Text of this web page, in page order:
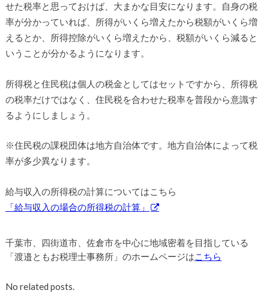
せた税率と思っておけば、大まかな目安になります。自身の税
率が分かっていれば、所得がいくら増えたから税額がいくら増
えるとか、所得控除がいくら増えたから、税額がいくら減ると
いうことが分かるようになります。
所得税と住民税は個人の税金としてはセットですから、所得税
の税率だけではなく、住民税を合わせた税率を普段から意識す
るようにしましょう。
※住民税の課税団体は地方自治体です。地方自治体によって税
率が多少異なります。
給与収入の所得税の計算についてはこちら
「給与収入の場合の所得税の計算」
千葉市、四街道市、佐倉市を中心に地域密着を目指している
「渡邉ともお税理士事務所」のホームページは こちら
No related posts.